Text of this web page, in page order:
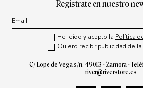
Registrate en nuestro
He leído y acepto la Política
Quiero recibir publicidad de la
C/ Lope de Vega s/n. 49013 - Zamora -
river@riverstore.es